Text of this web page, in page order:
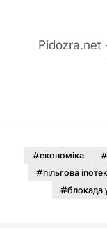
Pidozra.net
#економіка
#пільгова
#блокада